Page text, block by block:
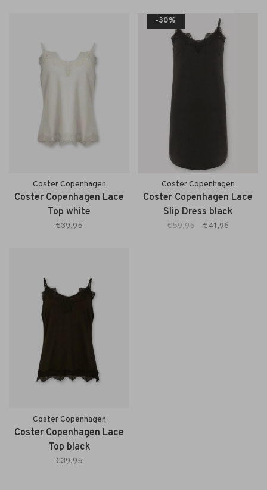
Coster Copenhagen
Coster Copenhagen Lace
Top white
€39,95
-30%
Coster Copenhagen
Coster Copenhagen Lace
Slip Dress black
€59,95 €41,96
Coster Copenhagen
Coster Copenhagen Lace
Top black
€39,95